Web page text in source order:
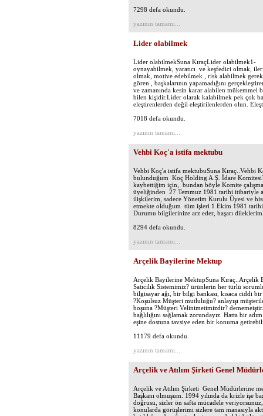
7298 defa okundu.
yazının tamamı...
Lider olabilmek
Lider olabilmekSuna KıraçLider
oynayabilmek, yaratıcı ve keşfedici olmak,
olmak, motive edebilmek , risk alabilmek
gören , başkalarının yapamadığını
ve zamanında kesin karar alabilen mükemmel
bilen kişidir.Lider olarak kalabilmek pek çok
eleştirenlerden değil eleştirilenlerden olun. Eleşt
7018 defa okundu.
yazının tamamı...
Vehbi Koç'a istifa mektubu
Vehbi Koç'a istifa mektubuSuna Kıraç..Vehbi
bulunduğum Koç Holding A.Ş. İdare
kaybettiğim için, bundan böyle Komite
üyeliğinden 27 Temmuz 1981 tarihi itibariyle
ilişkilerim, sadece Yönetim Kurulu Üyesi ve
etmekte olduğum tüm işleri 1 Ekim 1981
Durumu bilgilerinize arz eder, başarı
8294 defa okundu.
yazının tamamı...
Arçelik Bayilerine Mektup
Arçelik Bayilerine MektupSuna
Satıcılık Sistemimiz? ürünlerin her türlü
bilgisayar ağı, bir bilgi bankası, kısaca ciddi
?Koşulsuz Müşteri mutluluğu? anlayışı
boşuna ?Müşteri Velinimetimizdir?
bağlılığını sağlamak zorundayız. Hatta bir
eşine dostuna tavsiye eden bir konuma
11179 defa okundu.
yazının tamamı...
Arçelik ve Atılım Şirketi Genel
Arçelik ve Atılım Şirketi Genel Müdürlerine
Başkanı olmuşum. 1994 yılında da krizle işe
doğrusu, sizler ön safta mücadele
konularda görüşlerimi sizlere tam manasıyla